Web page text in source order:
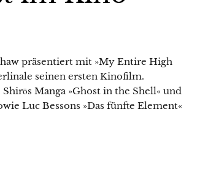
präsentiert mit »My Entire High
seinen ersten Kinofilm.
Manga »Ghost in the Shell« und
Luc Bessons »Das fünfte Element«